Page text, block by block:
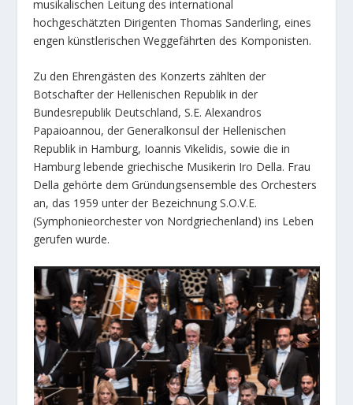
musikalischen Leitung des international
hochgeschätzten Dirigenten Thomas Sanderling, eines
engen künstlerischen Weggefährten des Komponisten.
Zu den Ehrengästen des Konzerts zählten der
Botschafter der Hellenischen Republik in der
Bundesrepublik Deutschland, S.E. Alexandros
Papaioannou, der Generalkonsul der Hellenischen
Republik in Hamburg, Ioannis Vikelidis, sowie die in
Hamburg lebende griechische Musikerin Iro Della. Frau
Della gehörte dem Gründungsensemble des Orchesters
an, das 1959 unter der Bezeichnung S.O.V.E.
(Symphonieorchester von Nordgriechenland) ins Leben
gerufen wurde.